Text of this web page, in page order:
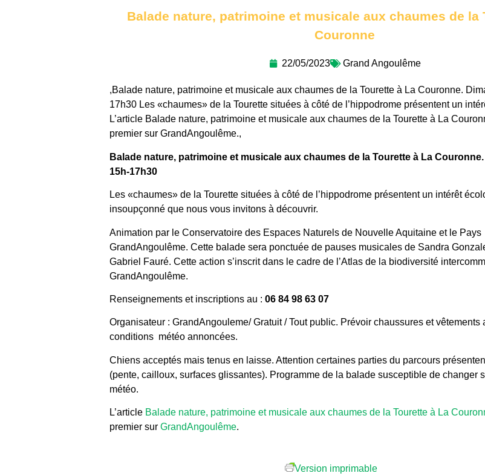
Balade nature, patrimoine et musicale aux chaumes de la
Couronne
22/05/2023 Grand Angoulême
,Balade nature, patrimoine et musicale aux chaumes de la Tourette à La Couronne.
17h30 Les «chaumes» de la Tourette situées à côté de l’hippodrome présentent un
L’article Balade nature, patrimoine et musicale aux chaumes de la Tourette à La
premier sur GrandAngoulême.,
Balade nature, patrimoine et musicale aux chaumes de la Tourette à La
15h-17h30
Les «chaumes» de la Tourette situées à côté de l’hippodrome présentent un intérêt
insoupçonné que nous vous invitons à découvrir.
Animation par le Conservatoire des Espaces Naturels de Nouvelle Aquitaine et le Pays
GrandAngoulême. Cette balade sera ponctuée de pauses musicales de Sandra
Gabriel Fauré. Cette action s’inscrit dans le cadre de l’Atlas de la biodiversité
GrandAngoulême.
Renseignements et inscriptions au : 06 84 98 63 07
Organisateur : GrandAngouleme/ Gratuit / Tout public. Prévoir chaussures et vêtements
conditions météo annoncées.
Chiens acceptés mais tenus en laisse. Attention certaines parties du parcours
(pente, cailloux, surfaces glissantes). Programme de la balade susceptible de changer
météo.
L’article Balade nature, patrimoine et musicale aux chaumes de la Tourette à La
premier sur GrandAngoulême.
Version imprimable